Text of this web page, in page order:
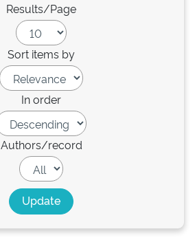
Results/Page
Sort items by
In order
Authors/record